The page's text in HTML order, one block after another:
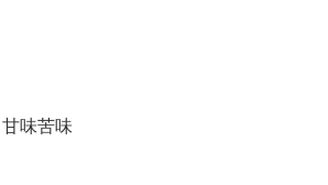
甘味苦味